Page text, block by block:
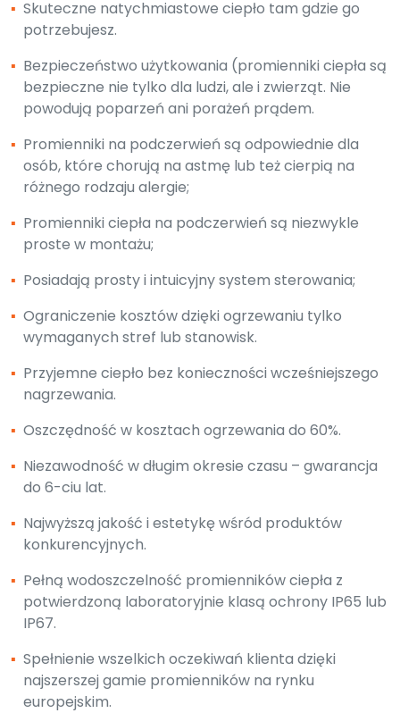
▪ Skuteczne natychmiastowe ciepło tam gdzie go
potrzebujesz.
▪ Bezpieczeństwo użytkowania (promienniki ciepła są
bezpieczne nie tylko dla ludzi, ale i zwierząt. Nie
powodują poparzeń ani porażeń prądem.
▪ Promienniki na podczerwień są odpowiednie dla
osób, które chorują na astmę lub też cierpią na
różnego rodzaju alergie;
▪ Promienniki ciepła na podczerwień są niezwykle
proste w montażu;
▪ Posiadają prosty i intuicyjny system sterowania;
▪ Ograniczenie kosztów dzięki ogrzewaniu tylko
wymaganych stref lub stanowisk.
▪ Przyjemne ciepło bez konieczności wcześniejszego
nagrzewania.
▪ Oszczędność w kosztach ogrzewania do 60%.
▪ Niezawodność w długim okresie czasu – gwarancja
do 6-ciu lat.
▪ Najwyższą jakość i estetykę wśród produktów
konkurencyjnych.
▪ Pełną wodoszczelność promienników ciepła z
potwierdzoną laboratoryjnie klasą ochrony IP65 lub
IP67.
▪ Spełnienie wszelkich oczekiwań klienta dzięki
najszerszej gamie promienników na rynku
europejskim.